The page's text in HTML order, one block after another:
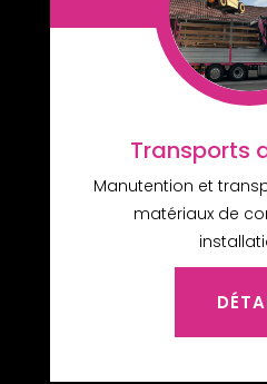
Transports
Manutention et
matériaux de